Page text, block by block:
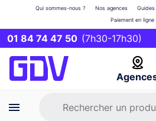
01 84 74 47 50 (7h30-17h30)
Qui sommes-nous ? Nos agences
Paiement en ligne